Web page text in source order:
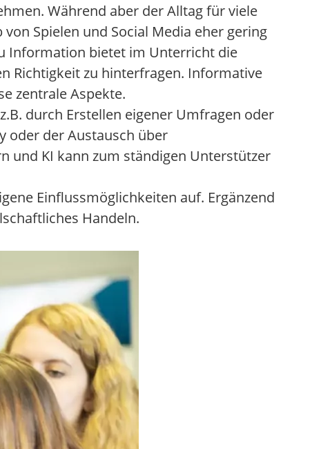
Während aber der Alltag für viele
Spielen und Social Media eher gering
Information bietet im Unterricht die
Richtigkeit zu hinterfragen. Informative
zentrale Aspekte.
durch Erstellen eigener Umfragen oder
oder der Austausch über
und KI kann zum ständigen Unterstützer
Einflussmöglichkeiten auf. Ergänzend
Handeln.